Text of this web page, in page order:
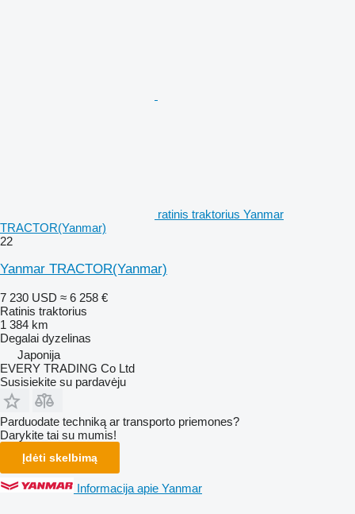
ratinis traktorius Yanmar
TRACTOR(Yanmar)
22
Yanmar TRACTOR(Yanmar)
7 230 USD ≈ 6 258 €
Ratinis traktorius
1 384 km
Degalai dyzelinas
Japonija
EVERY TRADING Co Ltd
Susisiekite su pardavėju
Parduodate techniką ar transporto priemones?
Darykite tai su mumis!
Įdėti skelbimą
Informacija apie Yanmar